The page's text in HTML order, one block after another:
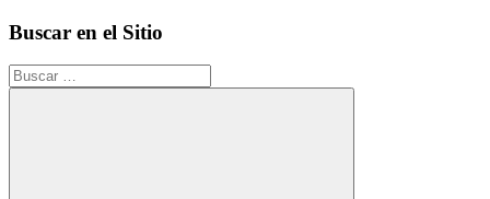
Buscar en el Sitio
Buscar: